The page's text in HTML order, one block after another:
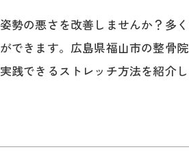
勢の悪さを改善しませんか？多
できます。広島県福山市の整
践できるストレッチ方法を紹